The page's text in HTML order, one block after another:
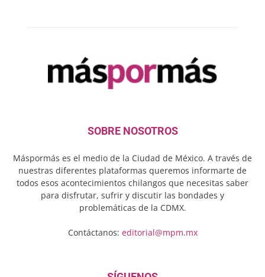
SOBRE NOSOTROS
Máspormás es el medio de la Ciudad de México. A través de
nuestras diferentes plataformas queremos informarte de
todos esos acontecimientos chilangos que necesitas saber
para disfrutar, sufrir y discutir las bondades y
problemáticas de la CDMX.
Contáctanos: editorial@mpm.mx